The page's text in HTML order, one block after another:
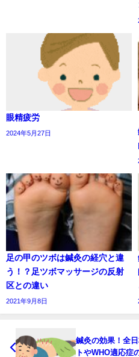
眼精疲労
2024年5月27日
足の甲のツボは鍼灸の経穴と違
う！？足ツボマッサージの反射
区との違い
2021年9月8日
鍼灸の効果！全
トやWHO適応症